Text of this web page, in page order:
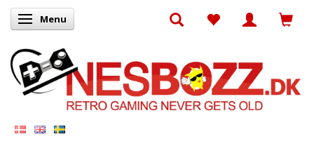
Skifte navigation
Menu